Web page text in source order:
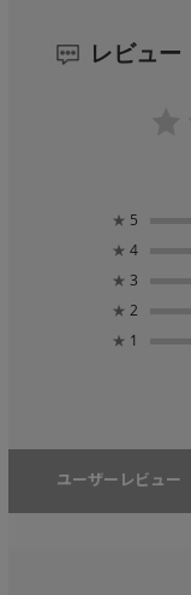
レビュー
★ 5
★ 4
★ 3
★ 2
★ 1
ユーザーレビュー